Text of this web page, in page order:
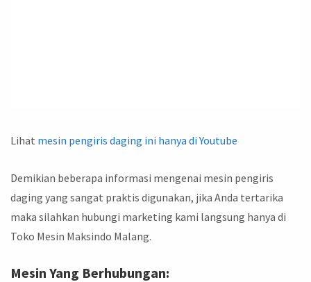
Lihat mesin pengiris daging ini hanya di Youtube
Demikian beberapa informasi mengenai mesin pengiris
daging yang sangat praktis digunakan, jika Anda tertarika
maka silahkan hubungi marketing kami langsung hanya di
Toko Mesin Maksindo Malang.
Mesin Yang Berhubungan: